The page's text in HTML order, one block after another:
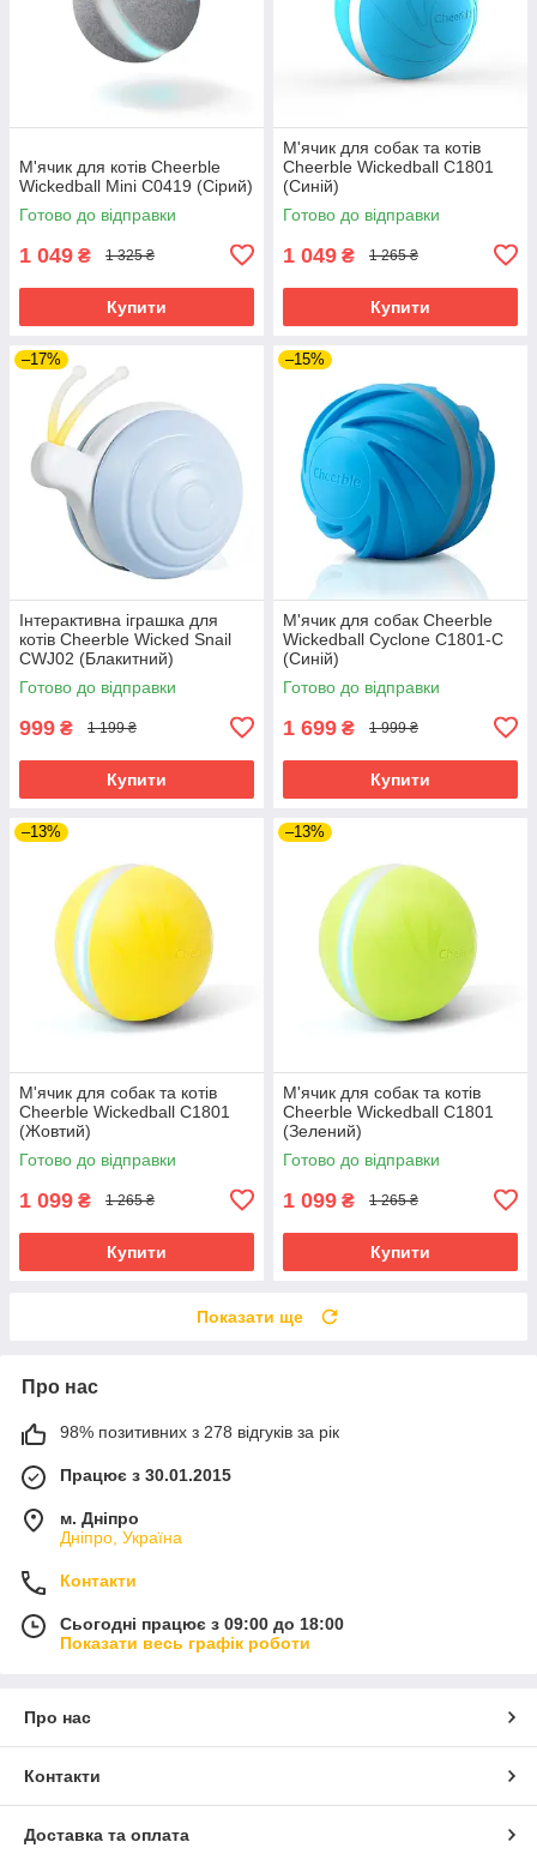
М'ячик для котів Cheerble
Wickedball Mini C0419 (Сірий)
Готово до відправки
1 049 ₴ 1 325 ₴
Купити
М'ячик для собак та котів
Cheerble Wickedball C1801
(Синій)
Готово до відправки
1 049 ₴ 1 265 ₴
Купити
–17%
Інтерактивна іграшка для
котів Cheerble Wicked Snail
CWJ02 (Блакитний)
Готово до відправки
999 ₴ 1 199 ₴
Купити
–15%
М'ячик для собак Cheerble
Wickedball Cyclone C1801-C
(Синій)
Готово до відправки
1 699 ₴ 1 999 ₴
Купити
–13%
М'ячик для собак та котів
Cheerble Wickedball C1801
(Жовтий)
Готово до відправки
1 099 ₴ 1 265 ₴
Купити
–13%
М'ячик для собак та котів
Cheerble Wickedball C1801
(Зелений)
Готово до відправки
1 099 ₴ 1 265 ₴
Купити
Показати ще
Про нас
98% позитивних з 278 відгуків за рік
Працює з 30.01.2015
м. Дніпро
Дніпро, Україна
Контакти
Сьогодні працює з 09:00 до 18:00
Показати весь графік роботи
Про нас
Контакти
Доставка та оплата